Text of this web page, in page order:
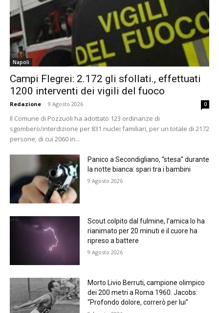
Napoli
Campi Flegrei: 2.172 gli sfollati., effettuati
1200 interventi dei vigili del fuoco
Redazione - 9 Agosto 2026 0
Il Comune di Pozzuoli ha adottato 123 ordinanze di
sgombero/interdizione per 831 nuclei familiari, per un totale di 2172
persone, di cui 2060 in...
Panico a Secondigliano, “stesa” durante
la notte bianca: spari tra i bambini
9 Agosto 2026
Scout colpito dal fulmine, l’amica lo ha
rianimato per 20 minuti e il cuore ha
ripreso a battere
9 Agosto 2026
Morto Livio Berruti, campione olimpico
dei 200 metri a Roma 1960. Jacobs:
“Profondo dolore, correrò per lui”